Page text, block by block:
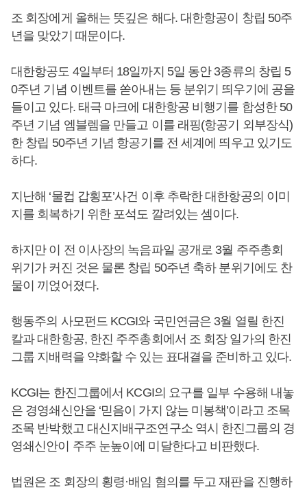
조 회장에게 올해는 뜻깊은 해다. 대한항공이 창립 50주
년을 맞았기 때문이다.
대한항공도 4일부터 18일까지 5일 동안 3종류의 창립 5
0주년 기념 이벤트를 쏟아내는 등 분위기 띄우기에 공을
들이고 있다. 태극 마크에 대한항공 비행기를 합성한 50
주년 기념 엠블렘을 만들고 이를 래핑(항공기 외부장식)
한 창립 50주년 기념 항공기를 전 세계에 띄우고 있기도
하다.
지난해 ‘물컵 갑횡포’사건 이후 추락한 대한항공의 이미
지를 회복하기 위한 포석도 깔려있는 셈이다.
하지만 이 전 이사장의 녹음파일 공개로 3월 주주총회
위기가 커진 것은 물론 창립 50주년 축하 분위기에도 찬
물이 끼얹어졌다.
행동주의 사모펀드 KCGI와 국민연금은 3월 열릴 한진
칼과 대한항공, 한진 주주총회에서 조 회장 일가의 한진
그룹 지배력을 약화할 수 있는 표대결을 준비하고 있다.
KCGI는 한진그룹에서 KCGI의 요구를 일부 수용해 내놓
은 경영쇄신안을 ‘믿음이 가지 않는 미봉책’이라고 조목
조목 반박했고 대신지배구조연구소 역시 한진그룹의 경
영쇄신안이 주주 눈높이에 미달한다고 비판했다.
법원은 조 회장의 횡령·배임 혐의를 두고 재판을 진행하